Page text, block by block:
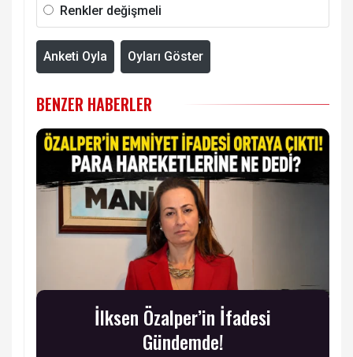
Renkler değişmeli
Anketi Oyla Oyları Göster
BENZER HABERLER
İlksen Özalper’in İfadesi
Gündemde!